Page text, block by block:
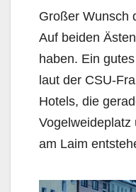
Großer Wunsch
Auf beiden
haben. Ein
laut der CSU-
Hotels, die
Vogelweideplatz
am Laim